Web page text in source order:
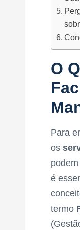
O
Para
os
é
termo